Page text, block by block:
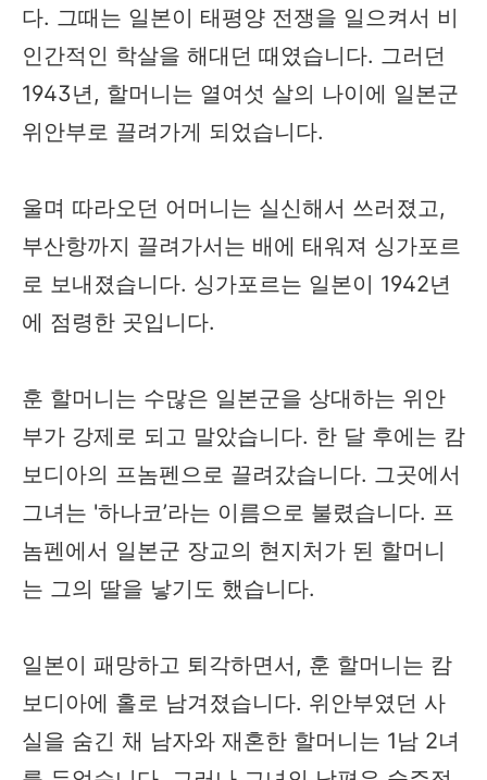
다. 그때는 일본이 태평양 전쟁을 일으켜서 비
인간적인 학살을 해대던 때였습니다. 그러던
1943년, 할머니는 열여섯 살의 나이에 일본군
위안부로 끌려가게 되었습니다.
울며 따라오던 어머니는 실신해서 쓰러졌고,
부산항까지 끌려가서는 배에 태워져 싱가포르
로 보내졌습니다. 싱가포르는 일본이 1942년
에 점령한 곳입니다.
훈 할머니는 수많은 일본군을 상대하는 위안
부가 강제로 되고 말았습니다. 한 달 후에는 캄
보디아의 프놈펜으로 끌려갔습니다. 그곳에서
그녀는 '하나코’라는 이름으로 불렸습니다. 프
놈펜에서 일본군 장교의 현지처가 된 할머니
는 그의 딸을 낳기도 했습니다.
일본이 패망하고 퇴각하면서, 훈 할머니는 캄
보디아에 홀로 남겨졌습니다. 위안부였던 사
실을 숨긴 채 남자와 재혼한 할머니는 1남 2녀